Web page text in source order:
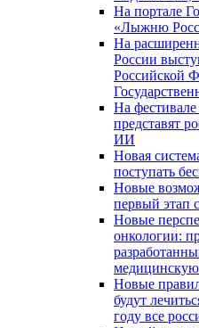
На портале
«Лыжню
На
России
Российской
На
представят
ИИ
Новая
поступать
Новые
первый этап
Новые
онкологии:
Новые
будут
году все